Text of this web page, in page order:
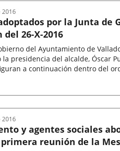
por la Junta de
26-X-2016
del Ayuntamiento de
presidencia del alcalde, Óscar
a continuación dentro del
2016
y agentes sociales
reunión de la
2016